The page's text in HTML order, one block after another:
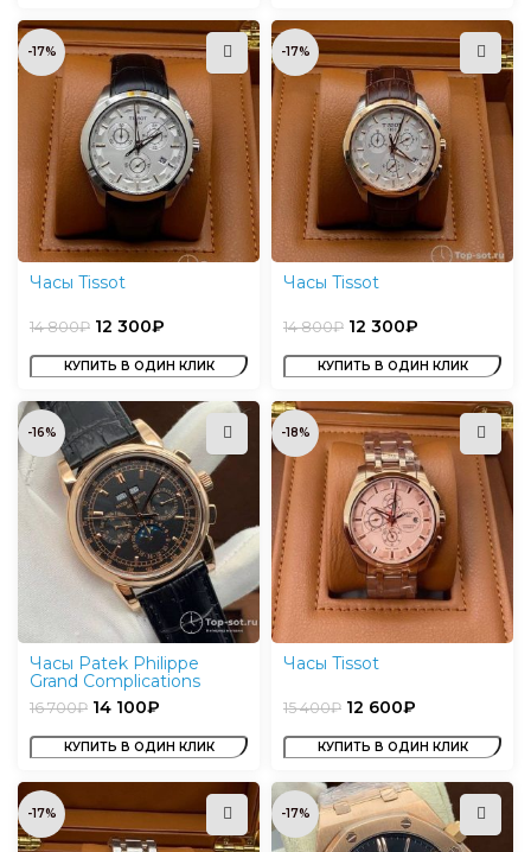
-17%
Часы Tissot
14 800₽ 12 300₽
КУПИТЬ В ОДИН КЛИК
-17%
Часы Tissot
14 800₽ 12 300₽
КУПИТЬ В ОДИН КЛИК
-16%
Часы Patek Philippe
Grand Complications
16 700₽ 14 100₽
КУПИТЬ В ОДИН КЛИК
-18%
Часы Tissot
15 400₽ 12 600₽
КУПИТЬ В ОДИН КЛИК
-17% -17%